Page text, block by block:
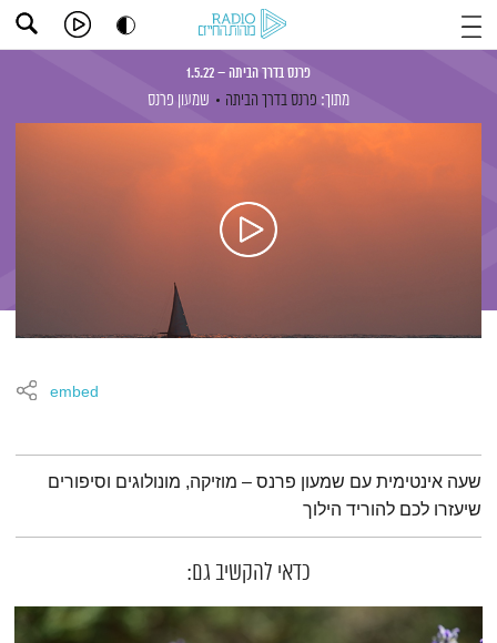
פרנס בדרך הביתה – 1.5.22
מתוך: פרנס בדרך הביתה שמעון פרנס
embed
תמצית הפודקאסט
שעה אינטימית עם שמעון פרנס – מוזיקה, מונולוגים וסיפורים
שיעזרו לכם להוריד הילוך
כדאי להקשיב גם: